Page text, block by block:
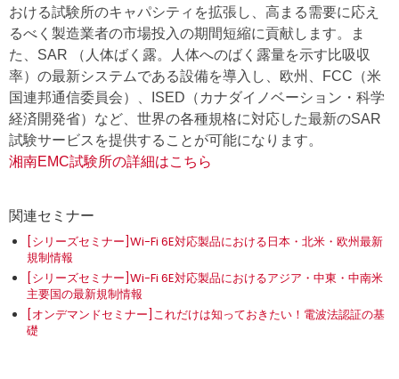
おける試験所のキャパシティを拡張し、高まる需要に応え
るべく製造業者の市場投入の期間短縮に貢献します。ま
た、SAR （人体ばく露。人体へのばく露量を示す比吸収
率）の最新システムである設備を導入し、欧州、FCC（米
国連邦通信委員会）、ISED（カナダイノベーション・科学
経済開発省）など、世界の各種規格に対応した最新のSAR
試験サービスを提供することが可能になります。
湘南EMC試験所の詳細はこちら
関連セミナー
[シリーズセミナー]Wi-Fi 6E対応製品における日本・北米・欧州最新
規制情報
[シリーズセミナー]Wi-Fi 6E対応製品におけるアジア・中東・中南米
主要国の最新規制情報
[オンデマンドセミナー]これだけは知っておきたい！電波法認証の基
礎